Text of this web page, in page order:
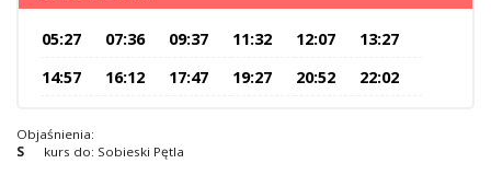
05:27 07:36 09:37 11:32 12:07
13:27
14:57
16:12 17:47 19:27 20:52 22:02
Objaśnienia:
S
kurs do: Sobieski Pętla